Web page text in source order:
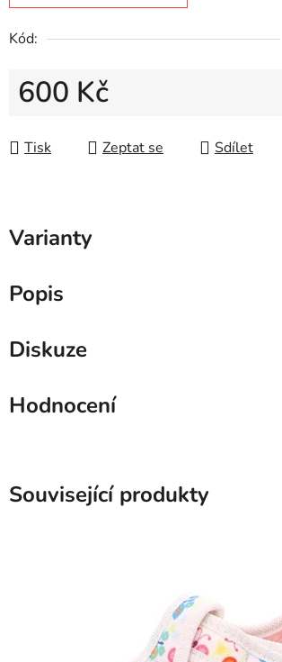
Kód:
600 Kč
Tisk
Zeptat se Sdílet
Varianty
Popis
Diskuze
Hodnocení
Související produkty